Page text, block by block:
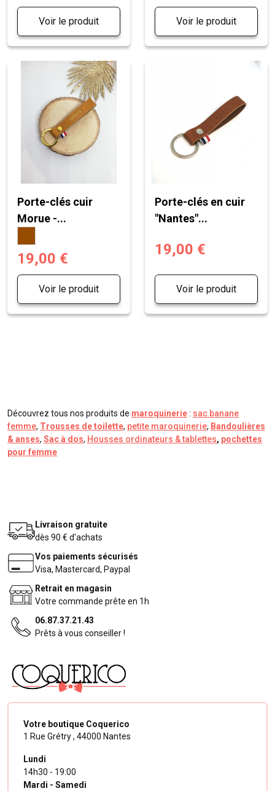
Voir le produit Voir le produit
Porte-clés cuir
Morue -...
19,00 €
Voir le produit
Porte-clés en cuir
"Nantes"...
19,00 €
Voir le produit
Découvrez tous nos produits de maroquinerie: sac banane
femme, Trousses de toilette, petite maroquinerie, Bandoulières
& anses, Sac à dos, Housses ordinateurs & tablettes, pochettes
pour femme
Livraison gratuite
dès 90 € d'achats
Vos paiements sécurisés
Visa, Mastercard, Paypal
Retrait en magasin
Votre commande prête en 1h
06.87.37.21.43
Prêts à vous conseiller !
Votre boutique Coquerico
1 Rue Grétry , 44000 Nantes
Lundi
14h30 - 19:00
Mardi - Samedi